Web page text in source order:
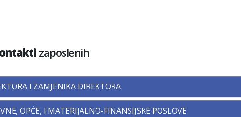
zaposlenih
I ZAMJENIKA DIREKTORA
OPĆE, I MATERIJALNO-FINANSIJSKE POSLOVE